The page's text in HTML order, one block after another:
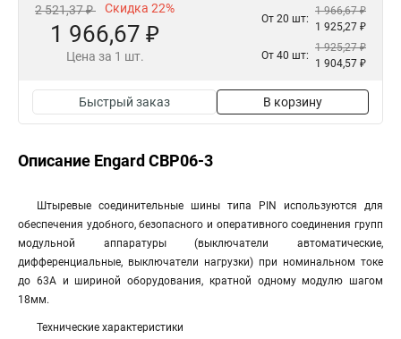
2 521,37 ₽ Скидка 22%
1 966,67 ₽
Цена за 1 шт.
От 20 шт:
1 966,67 ₽
1 925,27 ₽
От 40 шт:
1 925,27 ₽
1 904,57 ₽
Быстрый заказ В корзину
Описание Engard CBP06-3
Штыревые соединительные шины типа PIN используются для
обеспечения удобного, безопасного и оперативного соединения групп
модульной аппаратуры (выключатели автоматические,
дифференциальные, выключатели нагрузки) при номинальном токе
до 63А и шириной оборудования, кратной одному модулю шагом
18мм.
Технические характеристики